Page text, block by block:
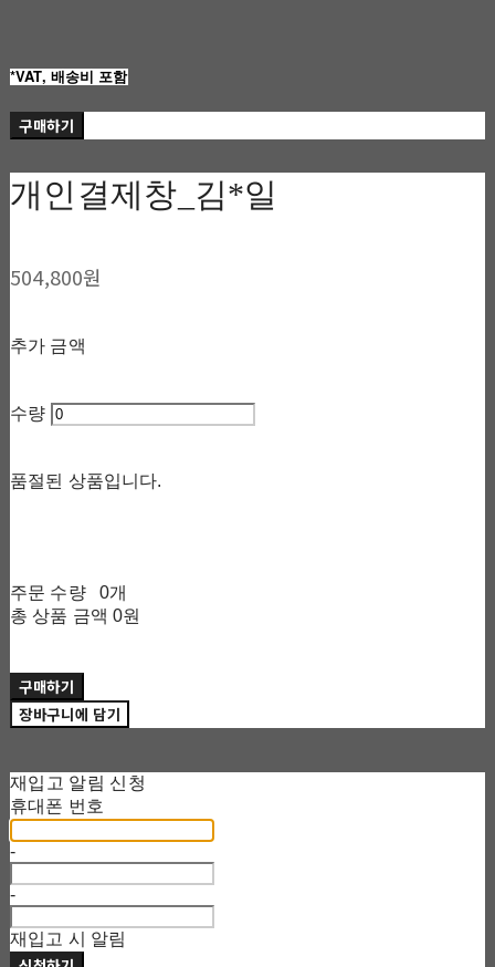
*VAT, 배송비 포함
구매하기
개인결제창_김*일
504,800원
추가 금액
수량
품절된 상품입니다.
주문 수량
0개
총 상품 금액 0원
구매하기
장바구니에 담기
재입고 알림 신청
휴대폰 번호
-
-
재입고 시 알림